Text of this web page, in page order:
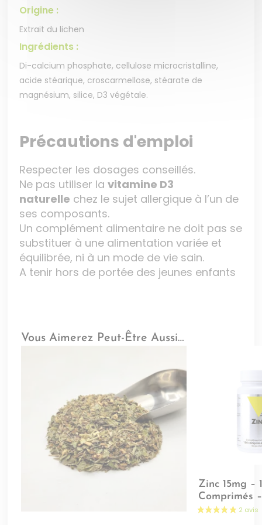
Origine :
Extrait du lichen
Ingrédients :
Di-calcium phosphate, cellulose microcristalline,
acide stéarique, croscarmellose, stéarate de
magnésium, silice, D3 végétale.
Précautions d'emploi
Respecter les dosages conseillés.
Ne pas utiliser lavitamine D3
naturelle chez le sujet allergique à l’un de
ses composants.
Un complément alimentaire ne doit pas se
substituer à une alimentation variée et
équilibrée, ni à un mode de vie sain.
A tenir hors de portée des jeunes enfants
Vous Aimerez Peut-Être Aussi…
Zinc 15mg –
Comprimés